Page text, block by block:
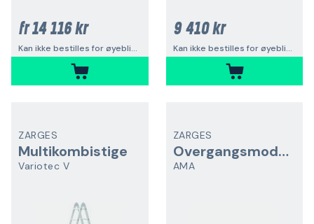
fr14 116 kr
Kan ikke bestilles for øyeblikket
9 410 kr
Kan ikke bestilles for øyeblikket
ZARGES
Multikombistige
Variotec V
ZARGES
Overgangsmodul
AMA